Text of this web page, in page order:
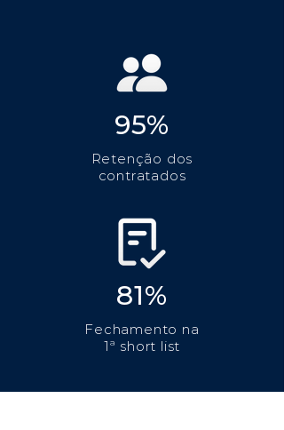
95%
Retenção dos
contratados
81%
Fechamento na
1ª short list